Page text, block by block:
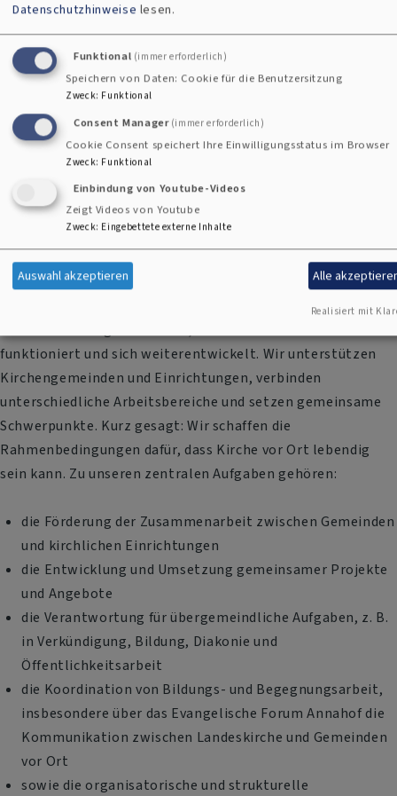
Was wir konkret tun
funktioniert und sich weiterentwickelt. Wir unterstützen
Kirchengemeinden und Einrichtungen, verbinden
unterschiedliche Arbeitsbereiche und setzen gemeinsame
Schwerpunkte. Kurz gesagt: Wir schaffen die
Rahmenbedingungen dafür, dass Kirche vor Ort lebendig
sein kann. Zu unseren zentralen Aufgaben gehören:
die Förderung der Zusammenarbeit zwischen Gemeinden
und kirchlichen Einrichtungen
die Entwicklung und Umsetzung gemeinsamer Projekte
und Angebote
die Verantwortung für übergemeindliche Aufgaben, z. B.
in Verkündigung, Bildung, Diakonie und
Öffentlichkeitsarbeit
die Koordination von Bildungs- und Begegnungsarbeit,
insbesondere über das Evangelische Forum Annahof die
Kommunikation zwischen Landeskirche und Gemeinden
vor Ort
sowie die organisatorische und strukturelle
Datenschutzhinweise lesen.
Funktional (immer erforderlich)
Speichern von Daten: Cookie für die Benutzersitzung
Zweck: Funktional
Consent Manager (immer erforderlich)
Cookie Consent speichert Ihre Einwilligungsstatus im Browser
Zweck: Funktional
Einbindung von Youtube-Videos
Zeigt Videos von Youtube
Zweck: Eingebettete externe Inhalte
Auswahl akzeptieren Alle
Realisiert mit